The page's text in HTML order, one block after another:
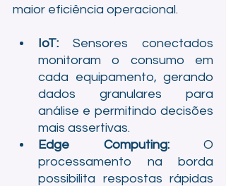
maior eficiência operacional.
IoT: Sensores conectados
monitoram o consumo em
cada equipamento, gerando
dados granulares para
análise e permitindo decisões
mais assertivas.
Edge Computing: O
processamento na borda
possibilita respostas rápidas